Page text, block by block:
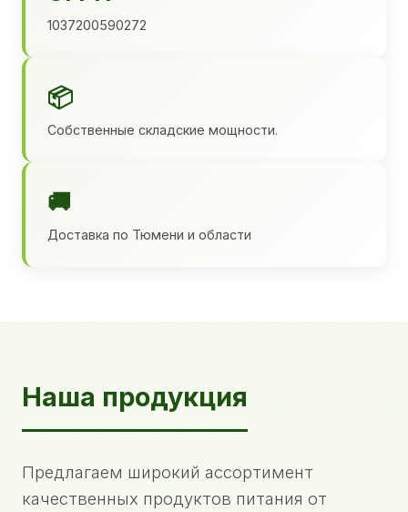
1037200590272
📦
Собственные складские мощности.
🚚
Доставка по Тюмени и области
Наша продукция
Предлагаем широкий ассортимент
качественных продуктов питания от